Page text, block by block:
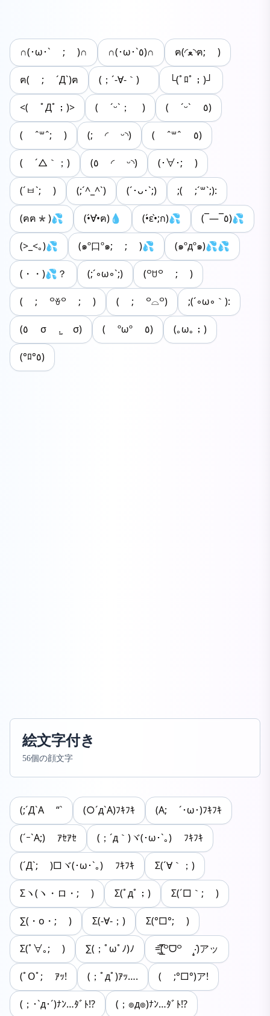
∩︎(･ω･` ; )∩︎ ∩︎(･ω･`٥)∩︎ ฅ(◜ﻌ◝ฅ; )
ฅ( ; ´Д`)ฅ (；´-∀-｀)ゞ └(ﾟﾛﾟ；)┘
<( ﾟДﾟ；)> ( ˊᵕˋ； ) ( ˊᵕˋ ٥)
( ˆ꒳ˆ; ) (; ◜ ᵕ◝) ( ˆ꒳ˆ ٥)
( ´△｀；) (٥ ◜ ᵕ◝) (･∀･; )
(´ㅂ`; ) (;´^_^`) (´･ᴗ･`;) ;( ;´꒳`;):
(ฅฅ*)💦 (•́∀•̀ฅ)💧 (•́ε•̀;ก)💦 (¯―¯٥)💦
(>_<｡)💦 (๑º口º๑; ; )💦 (๑ºдº๑)💦💦
(・・)💦？ (;´◦ω◦`;) (꒪ꇴ꒪ ; )
( ; ꒪ꈊ꒪ ; ) ( ; ꒪⌓꒪) ;(´◦ω◦｀):
(٥ σ .̫ σ) ( ºωº ٥) (｡ω｡；)
(°ﾛ°٥)
絵文字付き
56個の顔文字
(;´Д`A “` (○´д`A)ﾌｷﾌｷ (A; ´･ω･)ﾌｷﾌｷ
(´ｰ`A;) ｱｾｱｾ (；´д｀)ヾ(･ω･`｡) ﾌｷﾌｷ
(´Д`; )□ヾ(･ω･`｡) ﾌｷﾌｷ Σ(´∀｀；)
Σヽ(ヽ・ロ・; ) Σ(ﾟдﾟ；) Σ(´□｀; )
∑(・o・; ) Σ(-∀-；) Σ(°□°; )
Σ(ﾟ∀｡; ) ∑(；ﾟωﾟﾉ)ﾉ =͟͟͞͞(꒪ᗜ꒪ ‧̣̥̇)アッ
(ﾟOﾟ; ｱｯ! (；ﾟдﾟ)ｱｯ…. ( ;°□°)ア!
(；･`д･´)ﾅﾝ…ﾀﾞﾄ!? (；๏д๏)ﾅﾝ…ﾀﾞﾄ!?